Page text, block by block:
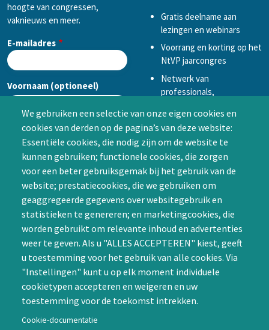
We gebruiken een selectie van onze eigen cookies en
cookies van derden op de pagina’s van deze website:
Essentiële cookies, die nodig zijn om de website te
kunnen gebruiken; functionele cookies, die zorgen
voor een beter gebruiksgemak bij het gebruik van de
website; prestatiecookies, die we gebruiken om
geaggregeerde gegevens over websitegebruik en
statistieken te genereren; en marketingcookies, die
worden gebruikt om relevante inhoud en advertenties
weer te geven. Als u "ALLES ACCEPTEREN" kiest, geeft
u toestemming voor het gebruik van alle cookies. Via
"Instellingen" kunt u op elk moment individuele
cookietypen accepteren en weigeren en uw
toestemming voor de toekomst intrekken.
Cookie-documentatie
hoogte van congressen,
vaknieuws en meer.
E-mailadres
Voornaam (optioneel)
Achternaam (optioneel)
CAPTCHA
Gratis deelname aan
lezingen en webinars
Voorrang en korting op het
NtVP jaarcongres
Netwerk van
professionals,
samenwerken in een van
de Special Interest
Groepen (SIG’s) of zelf een
SIG initiëren
Word lid
Contact
Nienoord 5, 1112 XE Diemen
info@ntvp.nl